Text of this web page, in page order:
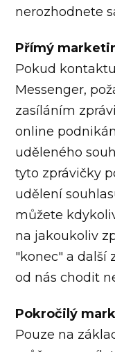
nerozhodnete
Přímý
Pokud
Messenger,
zasíláním
online
uděleného
tyto zprávičky
udělení
můžete
na jakoukoliv
"konec" a další
od nás chodit
Pokročilý
Pouze na